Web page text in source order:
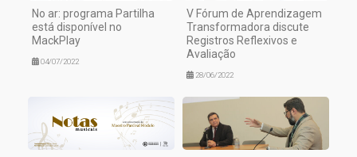
No ar: programa Partilha
está disponível no
MackPlay
04/07/2022
V Fórum de Aprendizagem
Transformadora discute
Registros Reflexivos e
Avaliação
28/06/2022